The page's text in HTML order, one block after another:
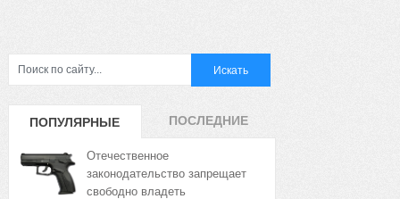
ПОПУЛЯРНЫЕ
ЗАПИСИ
ПОСЛЕДНИЕ
Отечественное
законодательство запрещает
свободно владеть